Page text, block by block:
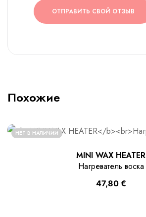
ОТПРАВИТЬ СВОЙ ОТЗЫВ
Похожие
НЕТ В НАЛИЧИИ
MINI WAX HEATER
Нагреватель воска
47,80 €